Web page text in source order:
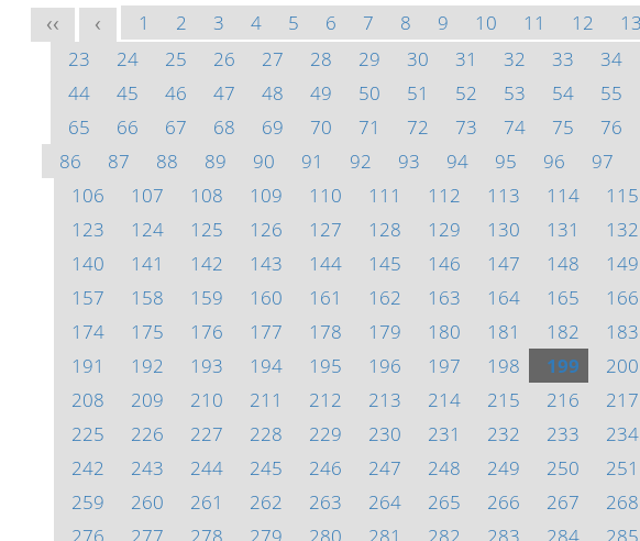
<< < 1 2 3 4 5 6 7 8 9 10 11 12 13
23
24 25 26 27 28 29 30 31 32 33 34
44
45 46 47 48 49 50 51 52 53 54 55
65
66 67 68 69 70 71 72 73 74 75 76
86
87 88 89 90 91 92 93 94 95 96 97
106
107 108 109 110 111 112 113 114 115
123
124 125 126 127 128 129 130 131 132
140
141 142 143 144 145 146 147 148 149
157
158 159 160 161 162 163 164 165 166
174
175 176 177 178 179 180 181 182 183
191
192 193 194 195 196 197 198 199 200
208
209 210 211 212 213 214 215 216 217
225
226 227 228 229 230 231 232 233 234
242
243 244 245 246 247 248 249 250 251
259
260 261 262 263 264 265 266 267 268